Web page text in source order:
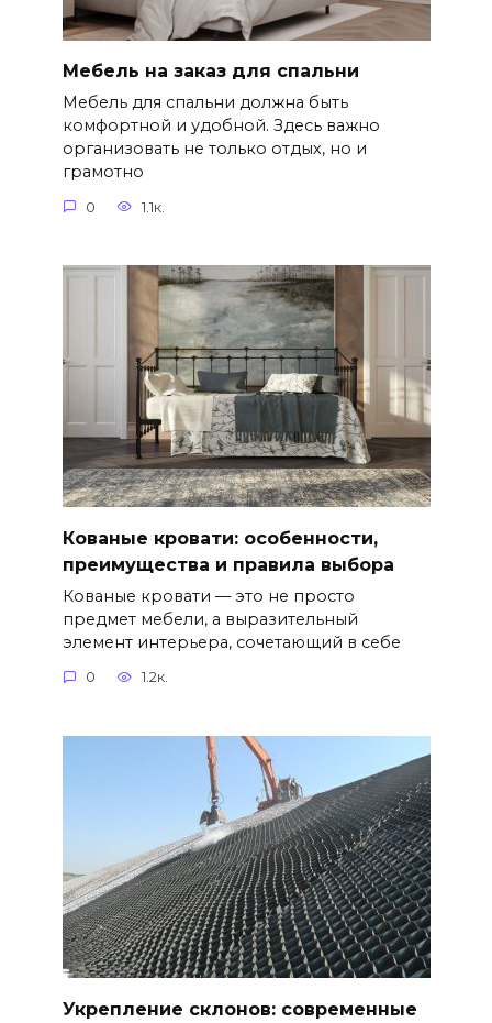
Мебель на заказ для спальни
Мебель для спальни должна быть
комфортной и удобной. Здесь важно
организовать не только отдых, но и
грамотно
0 1.1к.
Кованые кровати: особенности,
преимущества и правила выбора
Кованые кровати — это не просто
предмет мебели, а выразительный
элемент интерьера, сочетающий в себе
0 1.2к.
Укрепление склонов: современные